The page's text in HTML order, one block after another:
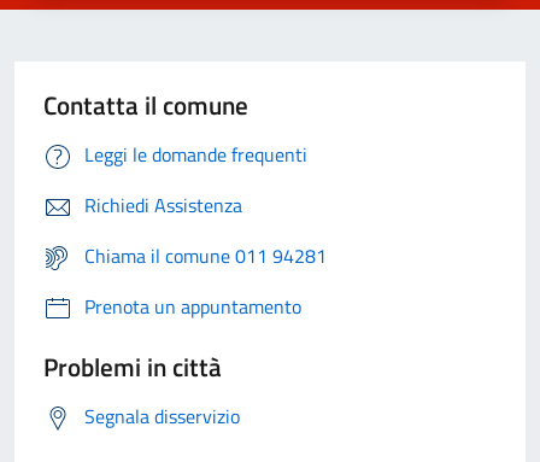
Contatta il comune
Leggi le domande frequenti
Richiedi Assistenza
Chiama il comune 011 94281
Prenota un appuntamento
Problemi in città
Segnala disservizio